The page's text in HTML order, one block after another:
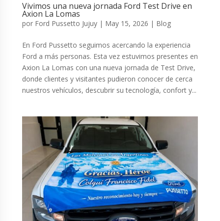
Vivimos una nueva jornada Ford Test Drive en
Axion La Lomas
por Ford Pussetto Jujuy| May 15, 2026 | Blog
En Ford Pussetto seguimos acercando la experiencia
Ford a más personas. Esta vez estuvimos presentes en
Axion La Lomas con una nueva jornada de Test Drive,
donde clientes y visitantes pudieron conocer de cerca
nuestros vehículos, descubrir su tecnología, confort y...